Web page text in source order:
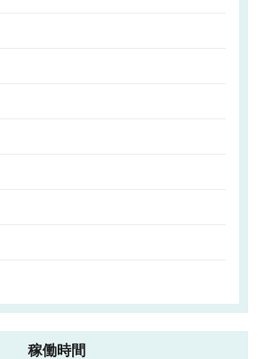
稼働時間